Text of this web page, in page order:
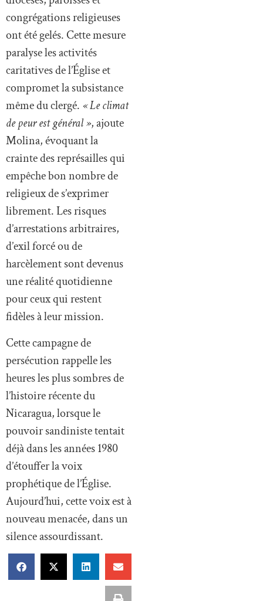
congrégations religieuses
ont été gelés. Cette mesure
paralyse les activités
caritatives de l’Église et
compromet la subsistance
même du clergé. « Le climat
de peur est général », ajoute
Molina, évoquant la
crainte des représailles qui
empêche bon nombre de
religieux de s’exprimer
librement. Les risques
d’arrestations arbitraires,
d’exil forcé ou de
harcèlement sont devenus
une réalité quotidienne
pour ceux qui restent
fidèles à leur mission.
Cette campagne de
persécution rappelle les
heures les plus sombres de
l’histoire récente du
Nicaragua, lorsque le
pouvoir sandiniste tentait
déjà dans les années 1980
d’étouffer la voix
prophétique de l’Église.
Aujourd’hui, cette voix est à
nouveau menacée, dans un
silence assourdissant.